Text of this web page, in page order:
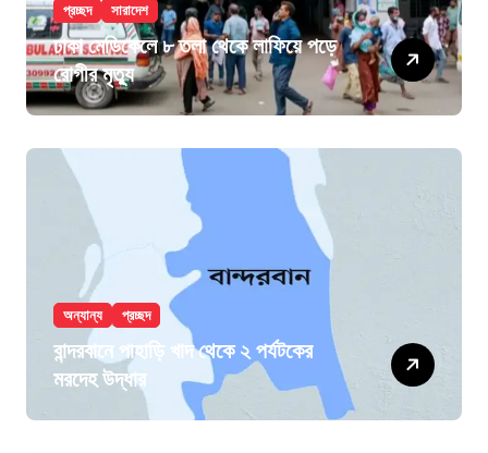
প্রচ্ছদ সারাদেশ
ঢাকা মেডিকেলে ৮ তলা থেকে লাফিয়ে পড়ে
রোগীর মৃত্যু
অন্যান্য প্রচ্ছদ
বান্দরবানে পাহাড়ি খাদ থেকে ২ পর্যটকের
মরদেহ উদ্ধার